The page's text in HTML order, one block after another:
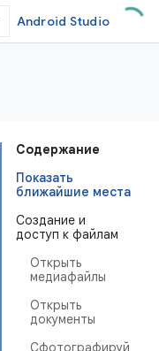
Android Studio
Содержание
Показать
ближайшие места
Создание и
доступ к файлам
Открыть
медиафайлы
Открыть
документы
Сфотографируй